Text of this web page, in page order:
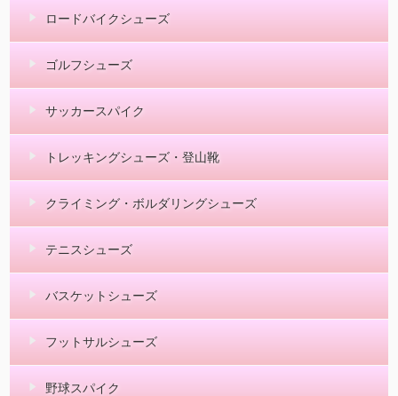
ロードバイクシューズ
ゴルフシューズ
サッカースパイク
トレッキングシューズ・登山靴
クライミング・ボルダリングシューズ
テニスシューズ
バスケットシューズ
フットサルシューズ
野球スパイク